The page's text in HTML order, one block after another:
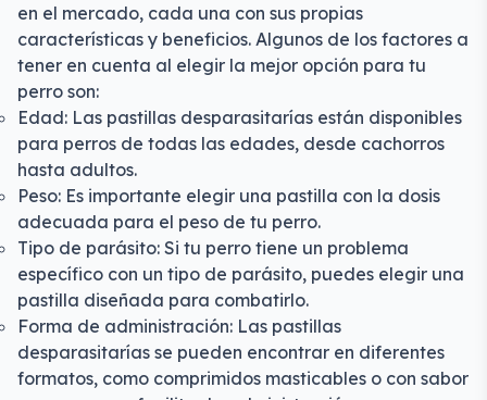
en el mercado, cada una con sus propias
características y beneficios. Algunos de los factores a
tener en cuenta al elegir la mejor opción para tu
perro son:
Edad: Las pastillas desparasitarías están disponibles
para perros de todas las edades, desde cachorros
hasta adultos.
Peso: Es importante elegir una pastilla con la dosis
adecuada para el peso de tu perro.
Tipo de parásito: Si tu perro tiene un problema
específico con un tipo de parásito, puedes elegir una
pastilla diseñada para combatirlo.
Forma de administración: Las pastillas
desparasitarías se pueden encontrar en diferentes
formatos, como comprimidos masticables o con sabor